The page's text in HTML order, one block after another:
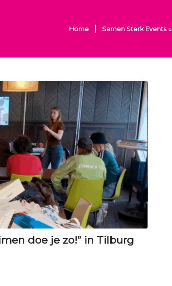
Home Samen Sterk Events ↓
doe je zo!” in Tilburg